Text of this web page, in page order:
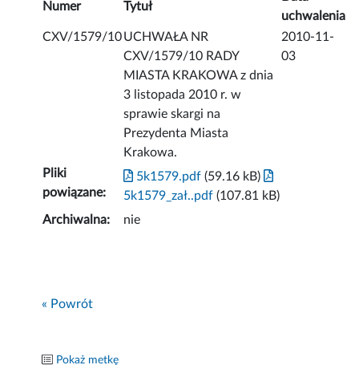
Numer Tytuł
uchwalenia
CXV/1579/10UCHWAŁA NR
CXV/1579/10 RADY
MIASTA KRAKOWA z dnia
3 listopada 2010 r. w
sprawie skargi na
Prezydenta Miasta
Krakowa.
2010-11-
03
Pliki
powiązane:
5k1579.pdf (59.16 kB)
5k1579_zał..pdf (107.81 kB)
Archiwalna:
nie
« Powrót
Pokaż metkę